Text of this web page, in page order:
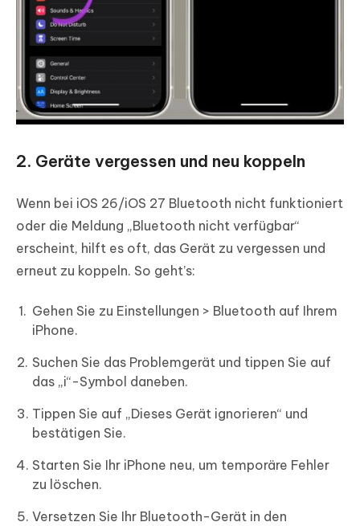
2. Geräte vergessen und neu koppeln
Wenn bei iOS 26/iOS 27 Bluetooth nicht funktioniert
oder die Meldung „Bluetooth nicht verfügbar“
erscheint, hilft es oft, das Gerät zu vergessen und
erneut zu koppeln. So geht’s:
Gehen Sie zu Einstellungen > Bluetooth auf Ihrem
iPhone.
Suchen Sie das Problemgerät und tippen Sie auf
das „i“-Symbol daneben.
Tippen Sie auf „Dieses Gerät ignorieren“ und
bestätigen Sie.
Starten Sie Ihr iPhone neu, um temporäre Fehler
zu löschen.
Versetzen Sie Ihr Bluetooth-Gerät in den